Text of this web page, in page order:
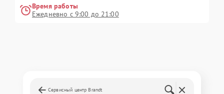
Время работы
Ежедневно с 9:00 до 21:00
Сервисный центр Brandt